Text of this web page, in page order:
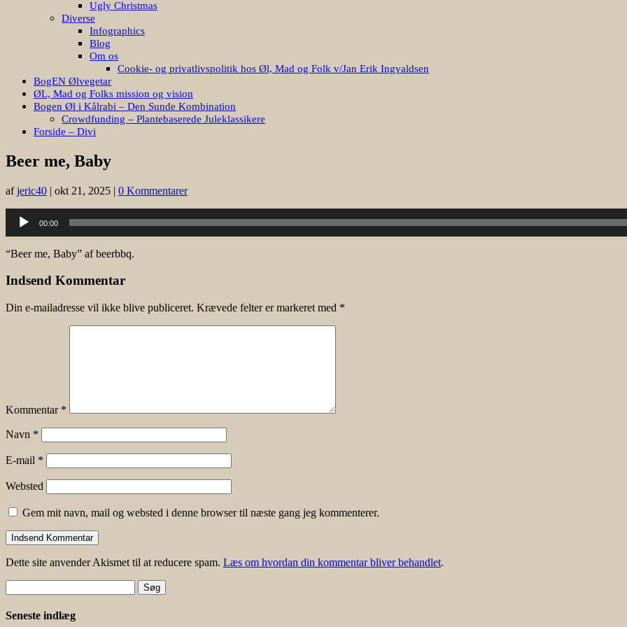
Ugly Christmas
Diverse
Infographics
Blog
Om os
Cookie- og privatlivspolitik hos Øl, Mad og Folk v/Jan Erik Ingvaldsen
BogEN Ølvegetar
ØL, Mad og Folks mission og vision
Bogen Øl i Kålrabi – Den Sunde Kombination
Crowdfunding – Plantebaserede Juleklassikere
Forside – Divi
Beer me, Baby
afjeric40 | okt 21, 2025 | 0 Kommentarer
Lydafspiller
00:00
“Beer me, Baby” af beerbbq.
Indsend Kommentar
Din e-mailadresse vil ikke blive publiceret. Krævede felter er markeret med *
Kommentar *
Navn *
E-mail *
Websted
Gem mit navn, mail og websted i denne browser til næste gang jeg kommenterer.
Dette site anvender Akismet til at reducere spam. Læs om hvordan din kommentar bliver behandlet.
efter:
Seneste indlæg